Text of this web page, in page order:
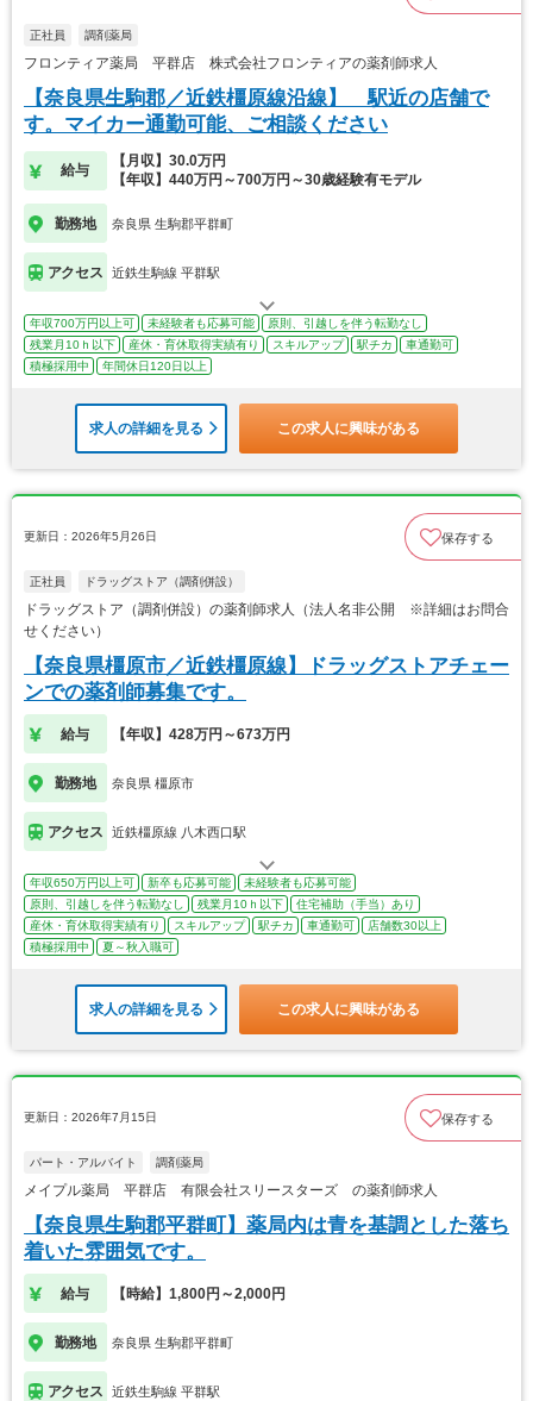
正社員 調剤薬局
フロンティア薬局 平群店 株式会社フロンティアの薬剤師求人
【奈良県生駒郡／近鉄橿原線沿線】 駅近の店舗で
す。マイカー通勤可能、ご相談ください
給与
【月収】30.0万円
【年収】440万円～700万円～30歳経験有モデル
勤務地 奈良県 生駒郡平群町
アクセス 近鉄生駒線 平群駅
年収700万円以上可 未経験者も応募可能
原則、引越しを伴う転勤なし
残業月10ｈ以下
産休・育休取得実績有り スキルアップ 駅チカ
車通勤可
積極採用中
年間休日120日以上
求人の詳細を見る この求人に興味がある
更新日：2026年5月26日 保存する
正社員 ドラッグストア（調剤併設）
ドラッグストア（調剤併設）の薬剤師求人（法人名非公開 ※詳細はお問合
せください）
【奈良県橿原市／近鉄橿原線】ドラッグストアチェー
ンでの薬剤師募集です。
給与 【年収】428万円～673万円
勤務地 奈良県 橿原市
アクセス 近鉄橿原線 八木西口駅
年収650万円以上可 新卒も応募可能
未経験者も応募可能
原則、引越しを伴う転勤なし
残業月10ｈ以下
住宅補助（手当）あり
産休・育休取得実績有り
スキルアップ 駅チカ 車通勤可
店舗数30以上
積極採用中
夏～秋入職可
求人の詳細を見る この求人に興味がある
更新日：2026年7月15日 保存する
パート・アルバイト 調剤薬局
メイプル薬局 平群店 有限会社スリースターズ の薬剤師求人
【奈良県生駒郡平群町】薬局内は青を基調とした落ち
着いた雰囲気です。
給与 【時給】1,800円～2,000円
勤務地 奈良県 生駒郡平群町
アクセス 近鉄生駒線 平群駅